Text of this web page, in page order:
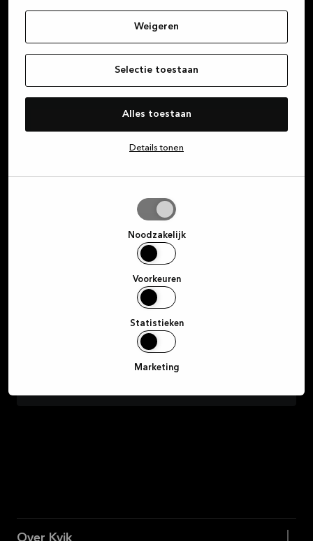
Weigeren
Selectie toestaan
Alles toestaan
Details tonen
Noodzakelijk
Voorkeuren
Statistieken
Marketing
exclusieve aanbiedingen
Schrijf je in voor onze nieuwsbrief om op de
Voornaam
Ik ga hierbij akkoord om marketing van Kvik te
ontvangen via e-mail, sms, Instagram en Facebook met
betrekking tot het productassortiment van Kvik.
Toestemming kan op elk moment worden ingetrokken
door op de link onderaan een ontvangen e-mail te
Aanmelden
Over Kvik